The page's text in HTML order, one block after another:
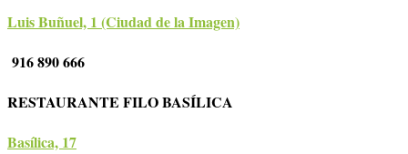
Luis Buñuel, 1 (Ciudad de la Imagen)
916 890 666
RESTAURANTE FILO BASÍLICA
Basílica, 17